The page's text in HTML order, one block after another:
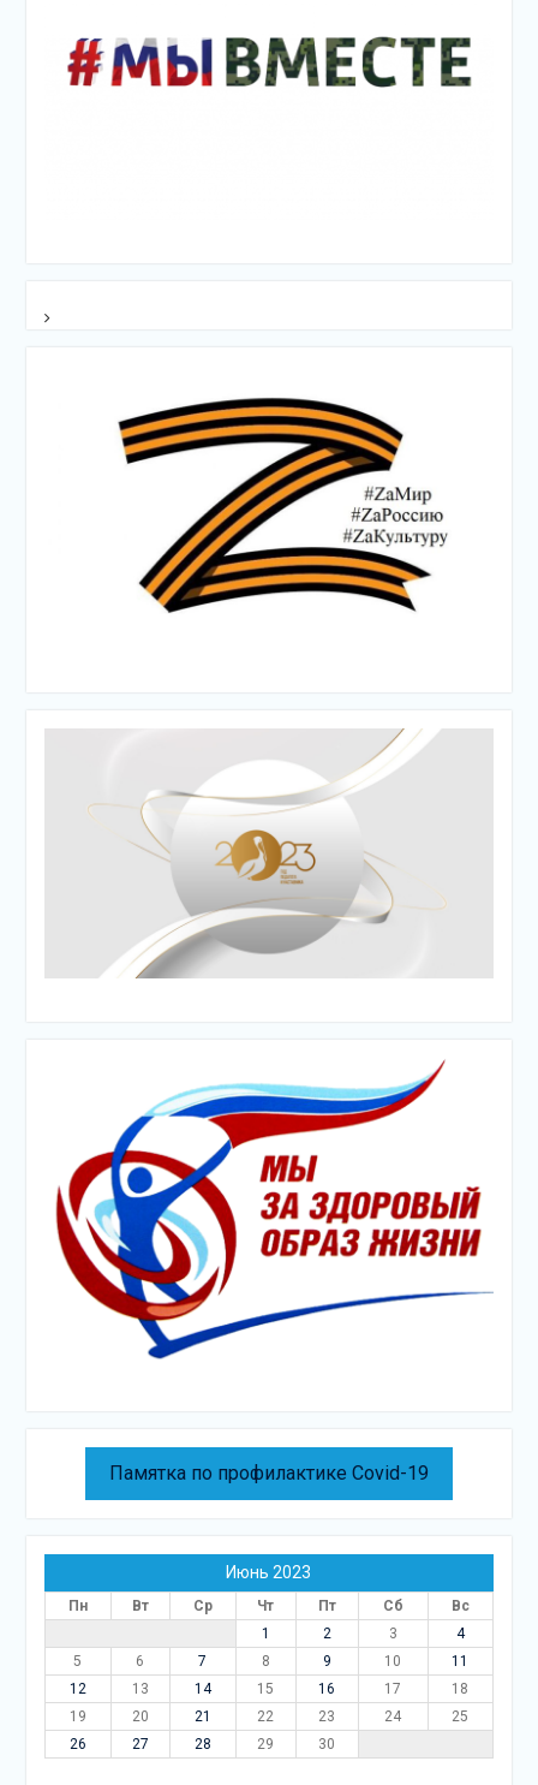
Памятка по профилактике Covid-19
Июнь 2023
Пн Вт Ср Чт Пт Сб
Вс
1
2 3
4
5
6 7 8 9 10
11
12
13 14 15 16 17
18
19
20 21 22 23 24
25
26
27 28 29 30